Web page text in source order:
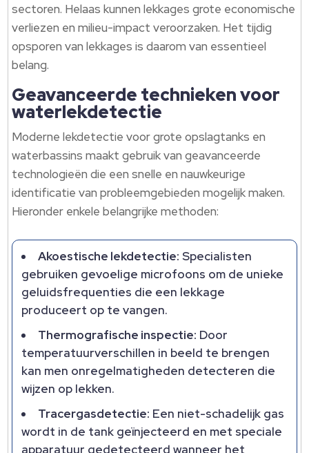
sectoren. Helaas kunnen lekkages grote economische
verliezen en milieu-impact veroorzaken. Het tijdig
opsporen van lekkages is daarom van essentieel
belang.
Geavanceerde technieken voor
waterlekdetectie
Moderne lekdetectie voor grote opslagtanks en
waterbassins maakt gebruik van geavanceerde
technologieën die een snelle en nauwkeurige
identificatie van probleemgebieden mogelijk maken.
Hieronder enkele belangrijke methoden:
Akoestische lekdetectie: Specialisten
gebruiken gevoelige microfoons om de unieke
geluidsfrequenties die een lekkage
produceert op te vangen.
Thermografische inspectie: Door
temperatuurverschillen in beeld te brengen
kan men onregelmatigheden detecteren die
wijzen op lekken.
Tracergasdetectie: Een niet-schadelijk gas
wordt in de tank geïnjecteerd en met speciale
apparatuur gedetecteerd wanneer het